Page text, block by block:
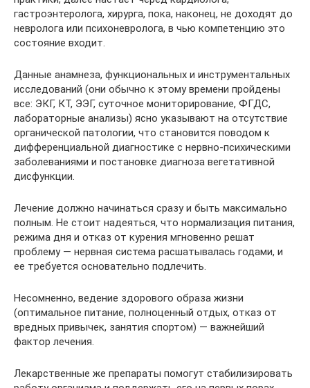
гастроэнтеролога, хирурга, пока, наконец, не доходят до
невролога или психоневролога, в чью компетенцию это
состояние входит.
Данные анамнеза, функциональных и инструментальных
исследований (они обычно к этому времени пройдены
все: ЭКГ, КТ, ЭЭГ, суточное мониторирование, ФГДС,
лабораторные анализы) ясно указывают на отсутствие
органической патологии, что становится поводом к
дифференциальной диагностике с нервно-психическими
заболеваниями и постановке диагноза вегетативной
дисфункции.
Лечение должно начинаться сразу и быть максимально
полным. Не стоит надеяться, что нормализация питания,
режима дня и отказ от курения мгновенно решат
проблему — нервная система расшатывалась годами, и
ее требуется основательно подлечить.
Несомненно, ведение здорового образа жизни
(оптимальное питание, полноценный отдых, отказ от
вредных привычек, занятия спортом) — важнейший
фактор лечения.
Лекарственные же препараты помогут стабилизировать